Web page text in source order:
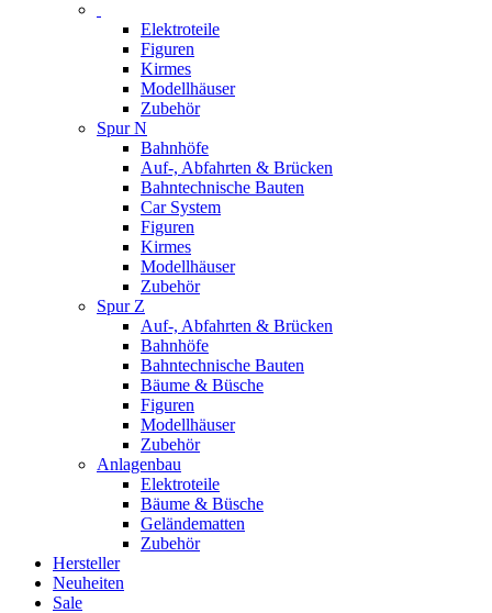
Elektroteile
Figuren
Kirmes
Modellhäuser
Zubehör
Spur N
Bahnhöfe
Auf-, Abfahrten & Brücken
Bahntechnische Bauten
Car System
Figuren
Kirmes
Modellhäuser
Zubehör
Spur Z
Auf-, Abfahrten & Brücken
Bahnhöfe
Bahntechnische Bauten
Bäume & Büsche
Figuren
Modellhäuser
Zubehör
Anlagenbau
Elektroteile
Bäume & Büsche
Geländematten
Zubehör
Hersteller
Neuheiten
Sale